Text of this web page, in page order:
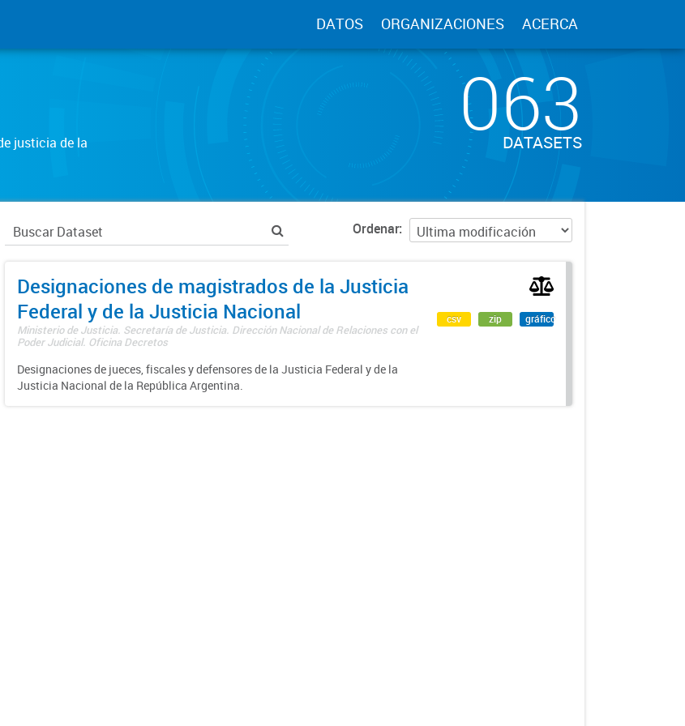
DATOS ORGANIZACIONES ACERCA
justicia de la
063
DATASETS
Ordenar
Designaciones de magistrados de la Justicia
Federal y de la Justicia Nacional
Ministerio de Justicia. Secretaría de Justicia. Dirección Nacional de Relaciones con el
Poder Judicial. Oficina Decretos
Designaciones de jueces, fiscales y defensores de la Justicia Federal y de la
Justicia Nacional de la República Argentina.
csv zip gráfico